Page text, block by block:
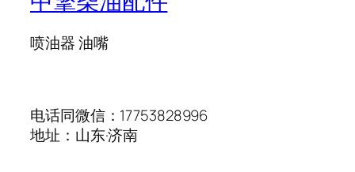
喷油器 油嘴
电话同微信：17753828996
地址：山东·济南